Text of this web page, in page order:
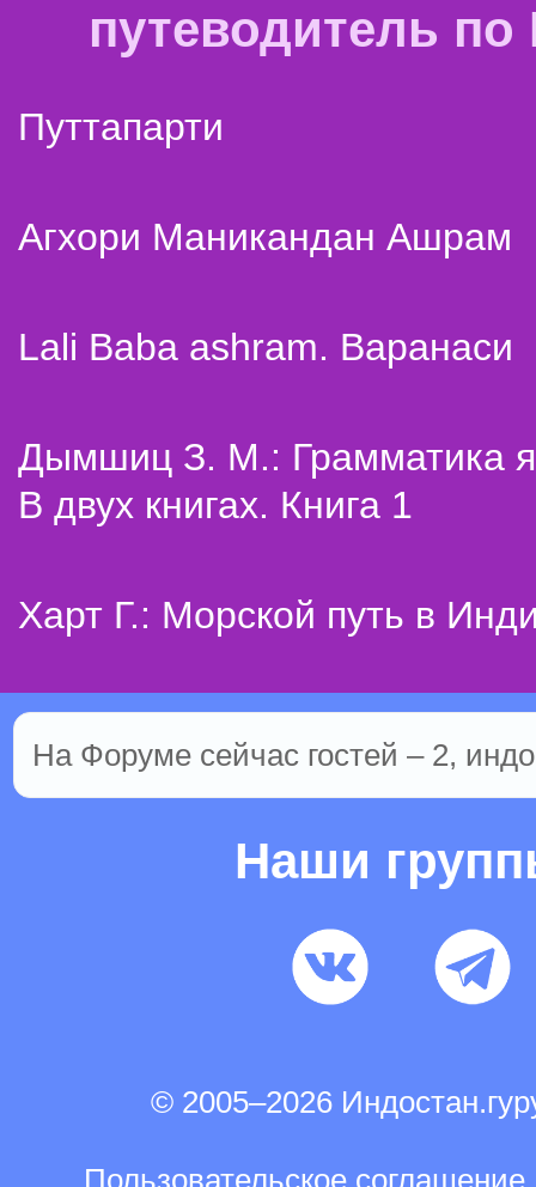
путеводитель
Путтапарти
Агхори Маникандан Ашрам
Lali Baba ashram. Варанаси
Дымшиц З. М.: Грамматика
В двух книгах. Книга 1
Харт Г.: Морской путь в
На Форуме сейчас гостей – 2,
Наши
© 2005–2026
Пользовательское соглашение